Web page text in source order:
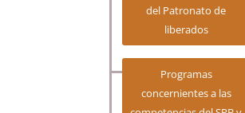
del Patronato de
liberados
Programas
concernientes a las